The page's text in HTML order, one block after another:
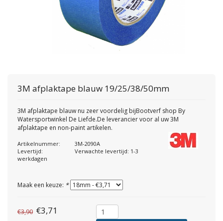
3M afplaktape blauw 19/25/38/50mm
3M afplaktape blauw nu zeer voordelig bijBootverf shop By
Watersportwinkel De Liefde.De leverancier voor al uw 3M
afplaktape en non-paint artikelen.
Artikelnummer:
3M-2090A
Levertijd:
Verwachte levertijd: 1-3
werkdagen
Maak een keuze: *
€3,90 €3,71